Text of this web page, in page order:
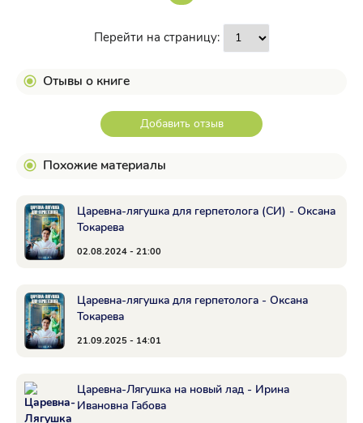
Перейти на страницу:
Отывы о книге
Добавить отзыв
Похожие материалы
Царевна-лягушка для герпетолога (СИ) - Оксана
Токарева
02.08.2024 - 21:00
Царевна-лягушка для герпетолога - Оксана
Токарева
21.09.2025 - 14:01
Царевна-Лягушка на новый лад - Ирина
Ивановна Габова